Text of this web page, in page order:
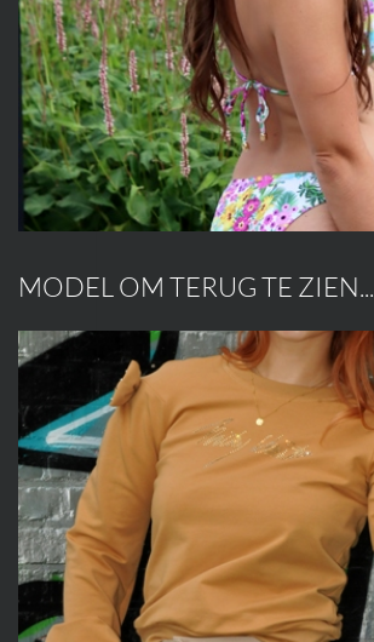
MODEL OM TERUG TE ZIEN...